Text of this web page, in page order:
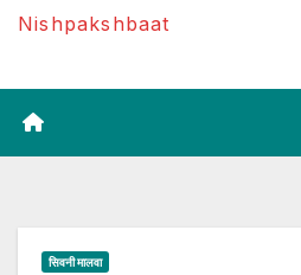
Nishpakshbaat
सिवनी मालवा